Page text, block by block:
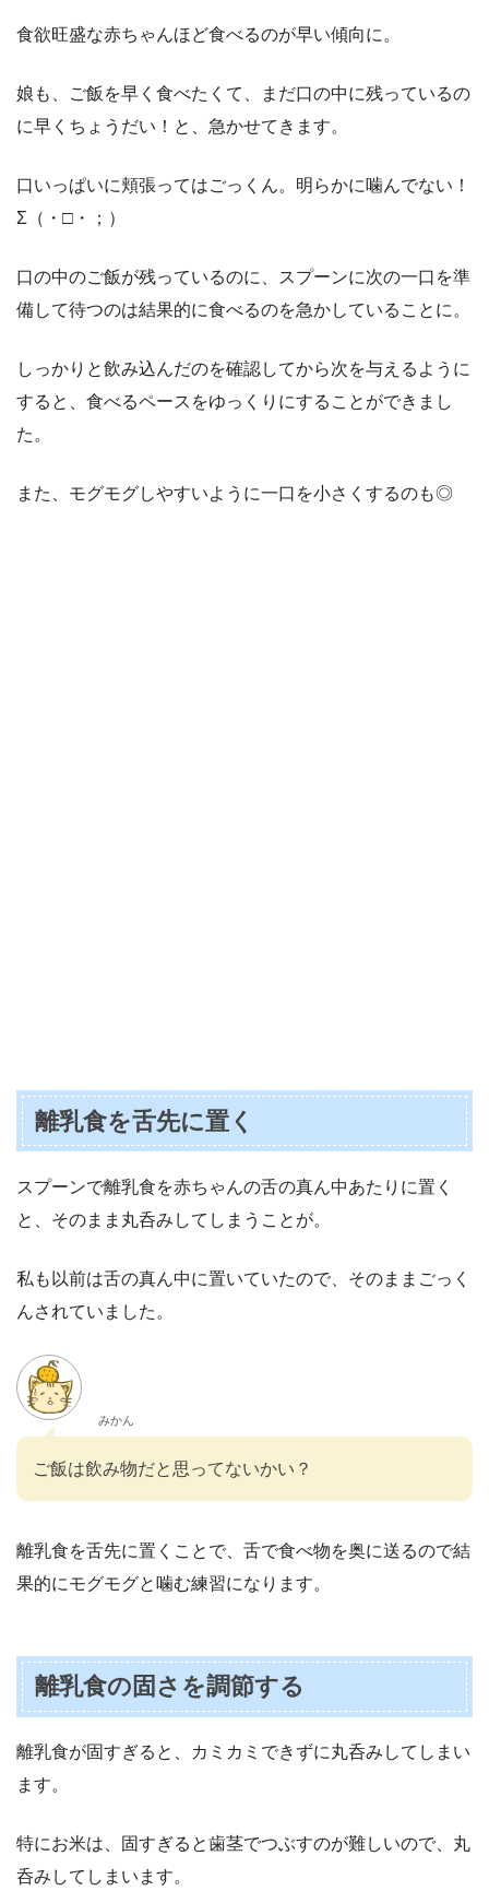
食欲旺盛な赤ちゃんほど食べるのが早い傾向に。
娘も、ご飯を早く食べたくて、まだ口の中に残っているの
に早くちょうだい！と、急かせてきます。
口いっぱいに頬張ってはごっくん。明らかに噛んでない！
Σ（・□・；）
口の中のご飯が残っているのに、スプーンに次の一口を準
備して待つのは結果的に食べるのを急かしていることに。
しっかりと飲み込んだのを確認してから次を与えるように
すると、食べるペースをゆっくりにすることができまし
た。
また、モグモグしやすいように一口を小さくするのも◎
離乳食を舌先に置く
スプーンで離乳食を赤ちゃんの舌の真ん中あたりに置く
と、そのまま丸呑みしてしまうことが。
私も以前は舌の真ん中に置いていたので、そのままごっく
んされていました。
みかん
ご飯は飲み物だと思ってないかい？
離乳食を舌先に置くことで、舌で食べ物を奥に送るので結
果的にモグモグと噛む練習になります。
離乳食の固さを調節する
離乳食が固すぎると、カミカミできずに丸呑みしてしまい
ます。
特にお米は、固すぎると歯茎でつぶすのが難しいので、丸
呑みしてしまいます。